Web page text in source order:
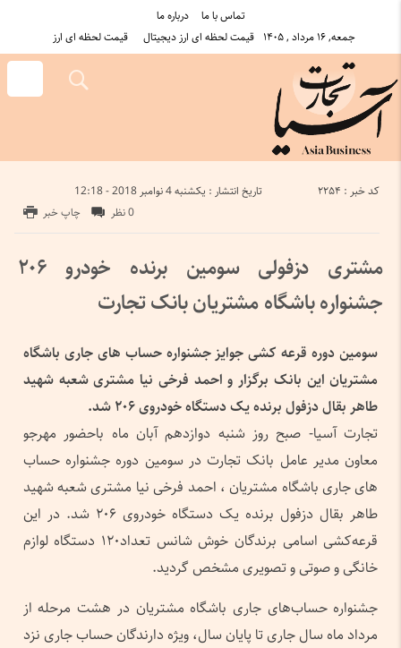
درباره ما
تماس با ما
جمعه, ۱۶ مرداد , ۱۴۰۵
قیمت لحظه ای ارز دیجیتال قیمت لحظه ای ارز
تاریخ انتشار : یکشنبه 4 نوامبر 2018 - 12:18 کد خبر : 2254
چاپ خبر 0 نظر
مشتری دزفولی سومین برنده خودرو ۲۰۶
جشنواره باشگاه مشتریان بانک تجارت
سومین دوره قرعه کشی جوایز جشنواره حساب های جاری باشگاه
مشتریان این بانک برگزار و احمد فرخی نیا مشتری شعبه شهید
طاهر بقال دزفول برنده یک دستگاه خودروی ۲۰۶ شد.
تجارت آسیا- صبح روز شنبه دوازدهم آبان ماه باحضور مهرجو
معاون مدیر عامل بانک تجارت در سومین دوره جشنواره حساب
های جاری باشگاه مشتریان ، احمد فرخی نیا مشتری شعبه شهید
طاهر بقال دزفول برنده یک دستگاه خودروی ۲۰۶ شد. در این
قرعه‌کشی اسامی برندگان خوش شانس تعداد۱۲۰ دستگاه لوازم
خانگی و صوتی و تصویری مشخص گردید.
جشنواره حساب‌های جاری باشگاه مشتریان در هشت مرحله از
مرداد ماه سال جاری تا پایان سال، ویژه دارندگان حساب جاری نزد